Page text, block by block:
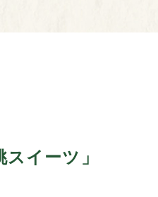
イーツ」